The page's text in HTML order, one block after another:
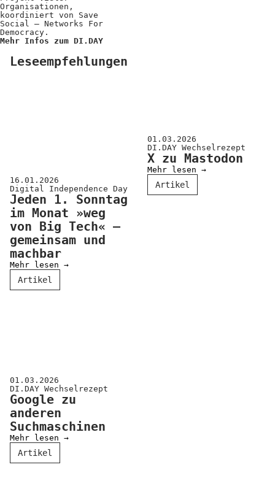
Organisationen,
koordiniert von Save
Social – Networks For
Democracy.
Mehr Infos zum DI.DAY
Leseempfehlungen
16.01.2026
Digital Independence Day
Jeden 1. Sonntag
im Monat »weg
von Big Tech« –
gemeinsam und
machbar
Mehr lesen →
Artikel
01.03.2026
DI.DAY Wechselrezept
X zu Mastodon
Mehr lesen →
Artikel
01.03.2026
DI.DAY Wechselrezept
Google zu
anderen
Suchmaschinen
Mehr lesen →
Artikel